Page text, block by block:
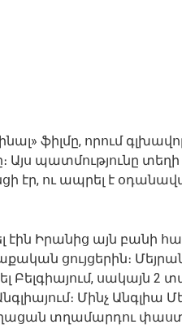
ֆիլմը, որում
պատմությունը տեղի է
էր, ու ապրել է
Իրանից այն բանի
ցույցերին։
սակայն 2
Մինչ Անգլիա
տղամարդու